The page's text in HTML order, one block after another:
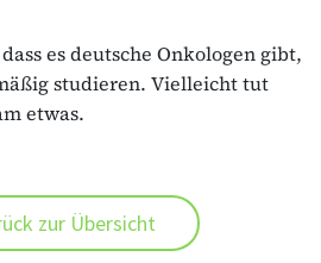
es deutsche Onkologen gibt,
studieren. Vielleicht tut
etwas.
zur Übersicht